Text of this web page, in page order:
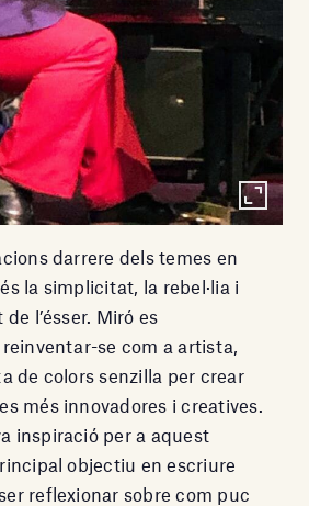
darrere dels temes en
la simplicitat, la rebel·lia i
l’ésser. Miró es
se com a artista,
de colors senzilla per crear
més innovadores i creatives.
inspiració per a aquest
objectiu en escriure
reflexionar sobre com puc